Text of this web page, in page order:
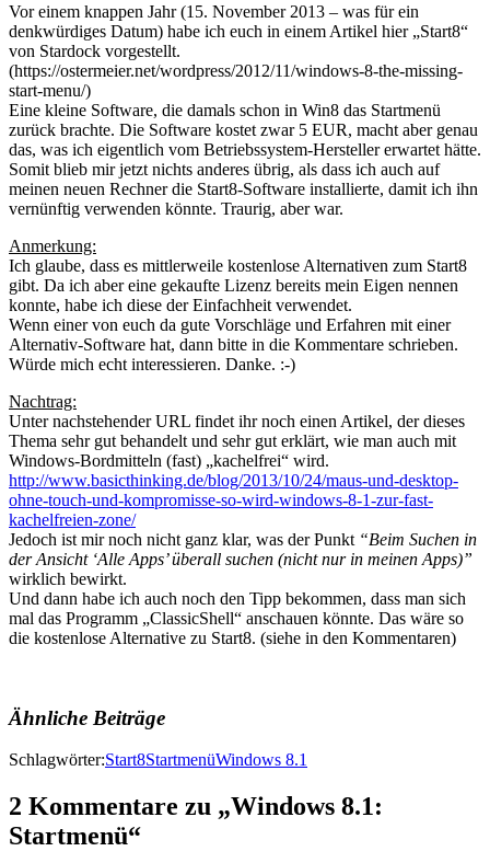
Vor einem knappen Jahr (15. November 2013 – was für ein
denkwürdiges Datum) habe ich euch in einem Artikel hier „Start8“
von Stardock vorgestellt.
(https://ostermeier.net/wordpress/2012/11/windows-8-the-missing-
start-menu/)
Eine kleine Software, die damals schon in Win8 das Startmenü
zurück brachte. Die Software kostet zwar 5 EUR, macht aber genau
das, was ich eigentlich vom Betriebssystem-Hersteller erwartet hätte.
Somit blieb mir jetzt nichts anderes übrig, als dass ich auch auf
meinen neuen Rechner die Start8-Software installierte, damit ich ihn
vernünftig verwenden könnte. Traurig, aber war.
Anmerkung:
Ich glaube, dass es mittlerweile kostenlose Alternativen zum Start8
gibt. Da ich aber eine gekaufte Lizenz bereits mein Eigen nennen
konnte, habe ich diese der Einfachheit verwendet.
Wenn einer von euch da gute Vorschläge und Erfahren mit einer
Alternativ-Software hat, dann bitte in die Kommentare schrieben.
Würde mich echt interessieren. Danke. :-)
Nachtrag:
Unter nachstehender URL findet ihr noch einen Artikel, der dieses
Thema sehr gut behandelt und sehr gut erklärt, wie man auch mit
Windows-Bordmitteln (fast) „kachelfrei“ wird.
http://www.basicthinking.de/blog/2013/10/24/maus-und-desktop-
ohne-touch-und-kompromisse-so-wird-windows-8-1-zur-fast-
kachelfreien-zone/
Jedoch ist mir noch nicht ganz klar, was der Punkt “Beim Suchen in
der Ansicht ‘Alle Apps’ überall suchen (nicht nur in meinen Apps)”
wirklich bewirkt.
Und dann habe ich auch noch den Tipp bekommen, dass man sich
mal das Programm „ClassicShell“ anschauen könnte. Das wäre so
die kostenlose Alternative zu Start8. (siehe in den Kommentaren)
Ähnliche Beiträge
Schlagwörter:Start8StartmenüWindows 8.1
2 Kommentare zu „Windows 8.1:
Startmenü“